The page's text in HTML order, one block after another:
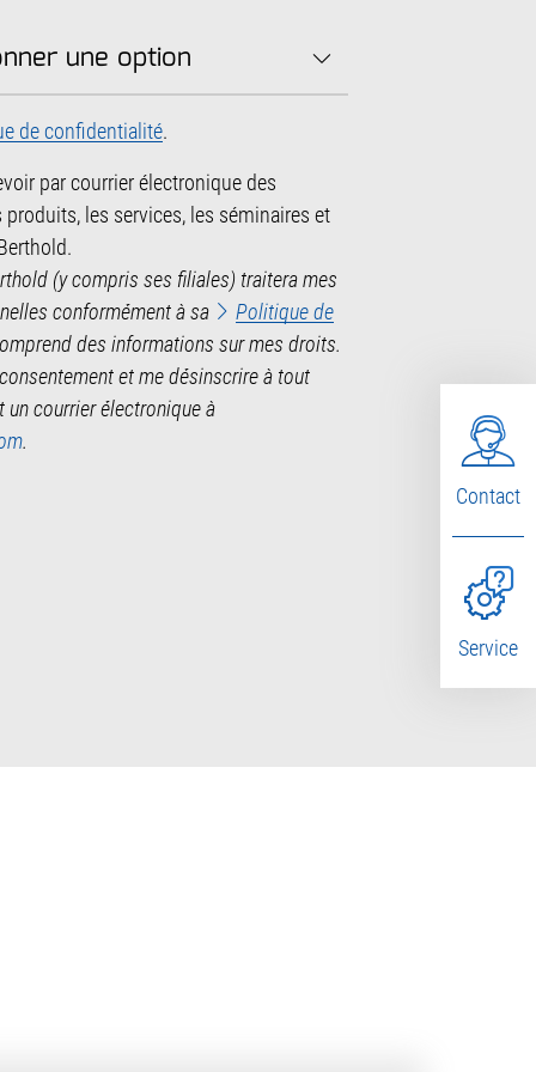
de confidentialité.
par courrier électronique des
les services, les séminaires et
(y compris ses filiales) traitera mes
conformément à sa
Politique de
des informations sur mes droits.
et me désinscrire à tout
un courrier électronique à
.
Contact
Service